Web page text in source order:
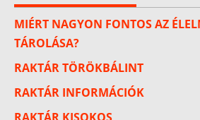
MIÉRT NAGYON FONTOS AZ
TÁROLÁSA?
RAKTÁR TÖRÖKBÁLINT
RAKTÁR INFORMÁCIÓK